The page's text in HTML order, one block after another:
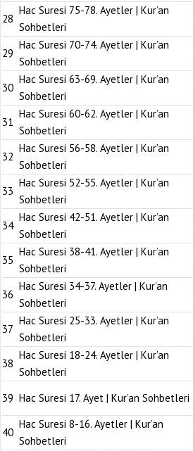
28
Hac Suresi 75-78. Ayetler | Kur’an
Sohbetleri
29
Hac Suresi 70-74. Ayetler | Kur’an
Sohbetleri
30
Hac Suresi 63-69. Ayetler | Kur’an
Sohbetleri
31
Hac Suresi 60-62. Ayetler | Kur’an
Sohbetleri
32
Hac Suresi 56-58. Ayetler | Kur’an
Sohbetleri
33
Hac Suresi 52-55. Ayetler | Kur’an
Sohbetleri
34
Hac Suresi 42-51. Ayetler | Kur’an
Sohbetleri
35
Hac Suresi 38-41. Ayetler | Kur’an
Sohbetleri
36
Hac Suresi 34-37. Ayetler | Kur’an
Sohbetleri
37
Hac Suresi 25-33. Ayetler | Kur’an
Sohbetleri
38
Hac Suresi 18-24. Ayetler | Kur’an
Sohbetleri
39 Hac Suresi 17. Ayet | Kur’an Sohbetleri
40
Hac Suresi 8-16. Ayetler | Kur’an
Sohbetleri